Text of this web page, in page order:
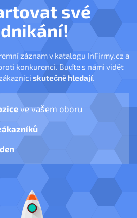
své
záznam v katalogu InFirmy.cz a
konkurenci. Buďte s námi vidět
skutečně hledají.
ve vašem oboru